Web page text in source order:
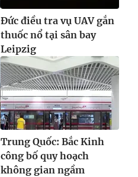
Đức điều tra vụ UAV gắn
thuốc nổ tại sân bay
Leipzig
Trung Quốc: Bắc Kinh
công bố quy hoạch
không gian ngầm